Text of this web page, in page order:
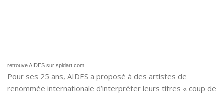
retrouve AIDES sur spidart.com
Pour ses 25 ans, AIDES a proposé à des artistes de
renommée internationale d’interpréter leurs titres « coup de